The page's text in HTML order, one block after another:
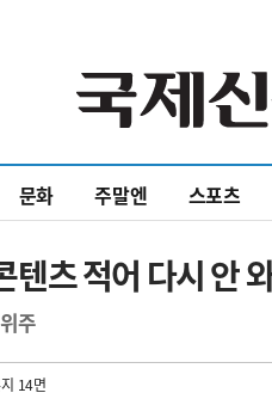
문화 주말엔 스포츠
츠 적어 다시 안
주
14면